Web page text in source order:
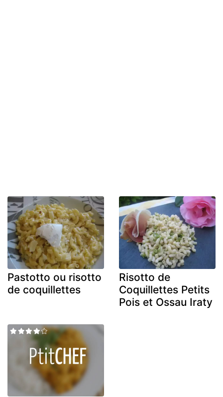
Pastotto ou risotto
de coquillettes
Risotto de
Coquillettes Petits
Pois et Ossau Iraty